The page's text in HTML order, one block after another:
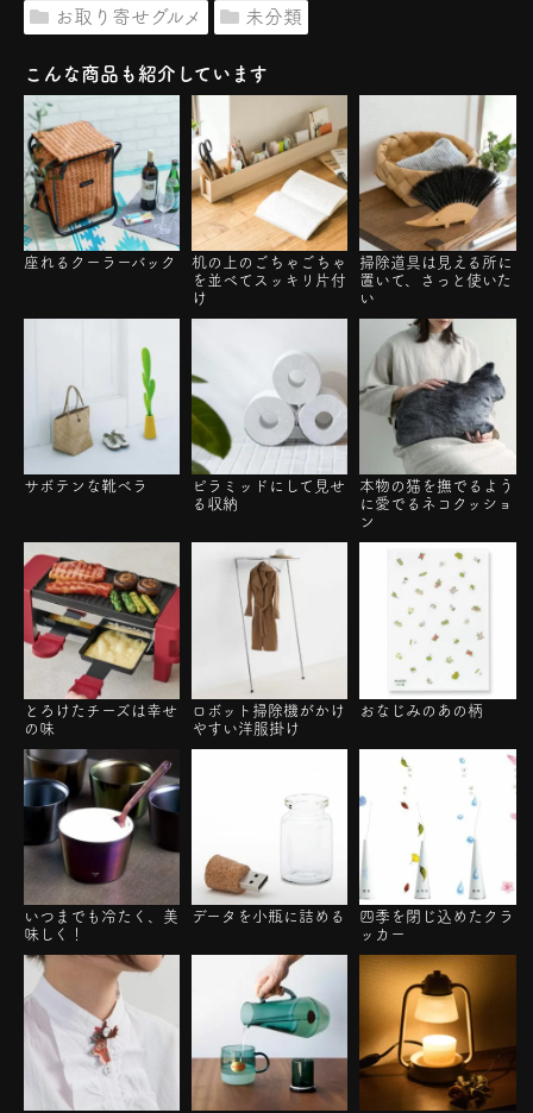
お取り寄せグルメ 未分類
こんな商品も紹介しています
座れるクーラーバック
机の上のごちゃごちゃ
を並べてスッキリ片付
け
掃除道具は見える所に
置いて、さっと使いた
い
サボテンな靴ベラ
ピラミッドにして見せ
る収納
本物の猫を撫でるよう
に愛でるネコクッショ
ン
とろけたチーズは幸せ
の味
ロボット掃除機がかけ
やすい洋服掛け
おなじみのあの柄
いつまでも冷たく、美
味しく！
データを小瓶に詰める
四季を閉じ込めたクラ
ッカー